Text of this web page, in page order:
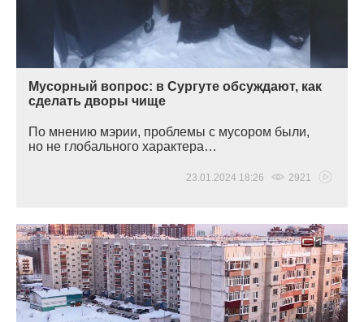
Мусорный вопрос: в Сургуте обсуждают, как
сделать дворы чище
По мнению мэрии, проблемы с мусором были,
но не глобального характера…
23.01.2024 18:26 2921